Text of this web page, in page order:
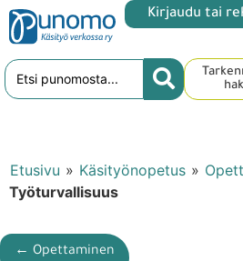
Kirjaudu tai
Etusivu » Käsityönopetus »
Työturvallisuus
← Opettaminen